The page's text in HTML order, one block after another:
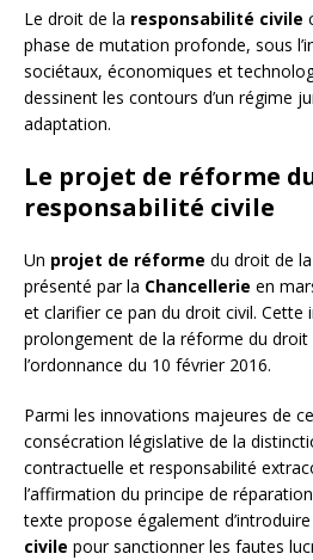
Le droit de la responsabilité civile
phase de mutation profonde, sous
sociétaux, économiques et
dessinent les contours d’un régime
adaptation.
Le projet de réforme
responsabilité civile
Un projet de réforme du droit de
présenté par la Chancellerie en
et clarifier ce pan du droit civil. Cette
prolongement de la réforme du
l’ordonnance du 10 février 2016.
Parmi les innovations majeures de
consécration législative de la
contractuelle et responsabilité
l’affirmation du principe de
texte propose également d’introduire
civile pour sanctionner les fautes